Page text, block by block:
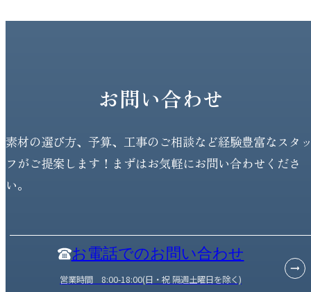
お問い合わせ
素材の選び方、予算、工事のご相談など経験豊富なスタ
フがご提案します！まずはお気軽にお問い合わせくださ
い。
お電話でのお問い合わせ
営業時間 8:00-18:00(日・祝 隔週土曜日を除く)